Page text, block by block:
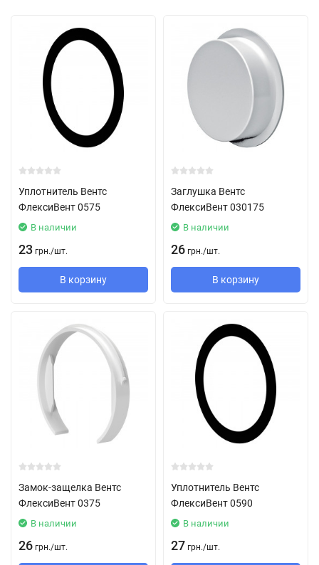
Уплотнитель Вентс
ФлексиВент 0575
В наличии
23 грн./шт.
В корзину
Заглушка Вентс
ФлексиВент 030175
В наличии
26 грн./шт.
В корзину
Замок-защелка Вентс
ФлексиВент 0375
В наличии
26 грн./шт.
Уплотнитель Вентс
ФлексиВент 0590
В наличии
27 грн./шт.